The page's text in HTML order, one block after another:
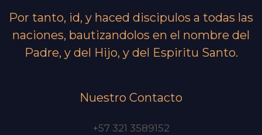
Por tanto, id, y haced discipulos a todas las
naciones, bautizandolos en el nombre del
Padre, y del Hijo, y del Espiritu Santo.
Nuestro Contacto
+57 321 3589152